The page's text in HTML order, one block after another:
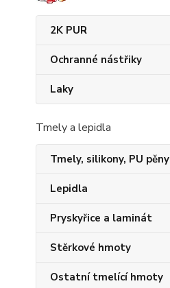
2K PUR
Ochranné nástřiky
Laky
Tmely a lepidla
Tmely, silikony, PU pěny
Lepidla
Pryskyřice a laminát
Stěrkové hmoty
Ostatní tmelící hmoty